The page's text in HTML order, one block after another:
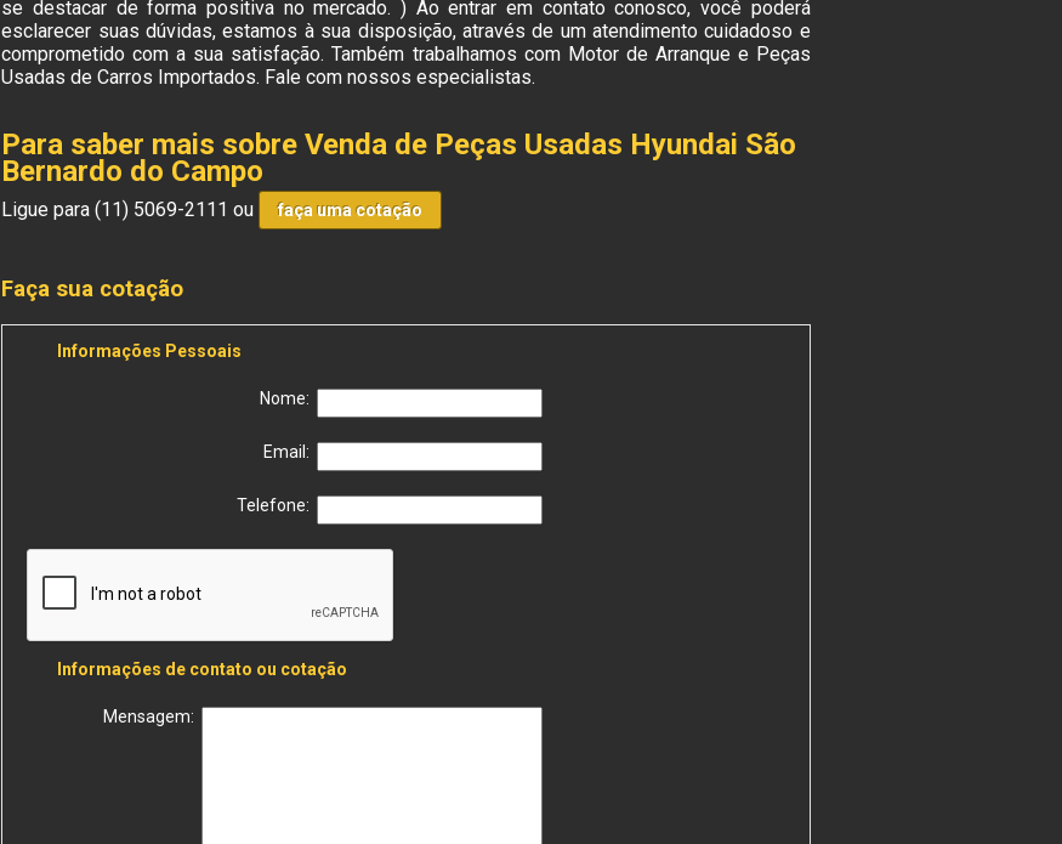
se destacar de forma positiva no mercado. ) Ao entrar em contato conosco, você poderá
esclarecer suas dúvidas, estamos à sua disposição, através de um atendimento cuidadoso e
comprometido com a sua satisfação. Também trabalhamos com Motor de Arranque e Peças
Usadas de Carros Importados. Fale com nossos especialistas.
Para saber mais sobre Venda de Peças Usadas Hyundai São
Bernardo do Campo
Ligue para(11) 5069-2111 ou faça uma cotação
Faça sua cotação
Informações Pessoais
Nome:
Email:
Telefone:
Informações de contato ou cotação
Mensagem: